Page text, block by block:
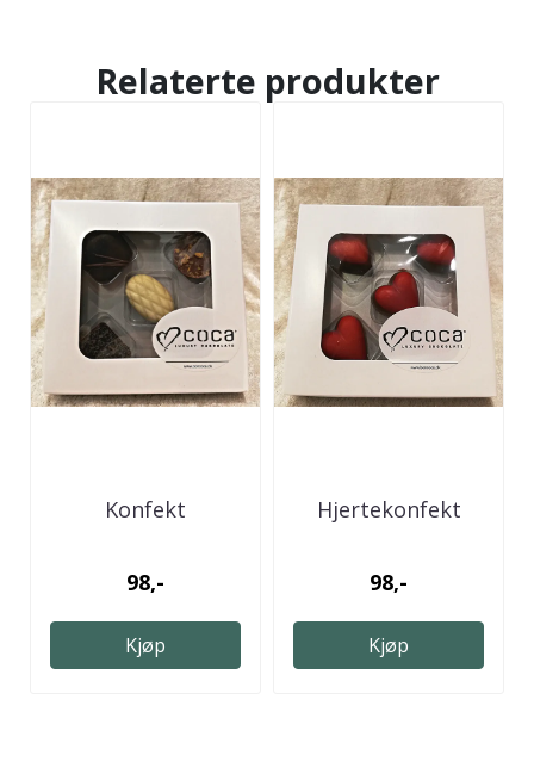
Relaterte produkter
Konfekt
98,-
Kjøp
Hjertekonfekt
98,-
Kjøp